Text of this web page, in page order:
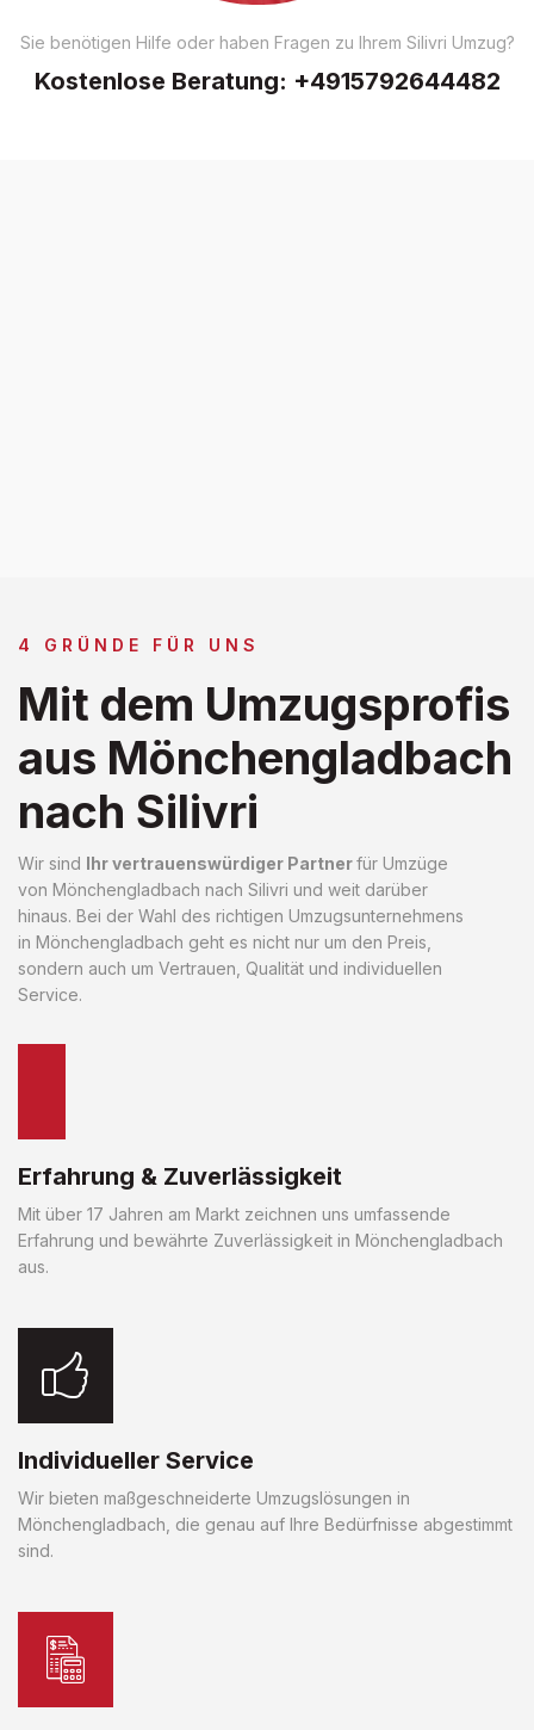
Sie benötigen Hilfe oder haben Fragen zu Ihrem Silivri Umzug?
Kostenlose Beratung: +4915792644482
4 GRÜNDE FÜR UNS
Mit dem Umzugsprofis
aus Mönchengladbach
nach Silivri
Wir sind Ihr vertrauenswürdiger Partnerfür Umzüge
von Mönchengladbach nach Silivri und weit darüber
hinaus. Bei der Wahl des richtigen Umzugsunternehmens
in Mönchengladbach geht es nicht nur um den Preis,
sondern auch um Vertrauen, Qualität und individuellen
Service.
Erfahrung & Zuverlässigkeit
Mit über 17 Jahren am Markt zeichnen uns umfassende
Erfahrung und bewährte Zuverlässigkeit in Mönchengladbach
aus.
Individueller Service
Wir bieten maßgeschneiderte Umzugslösungen in
Mönchengladbach, die genau auf Ihre Bedürfnisse abgestimmt
sind.